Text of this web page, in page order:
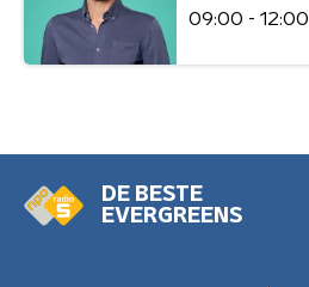
09:00 - 12:00
DE BESTE
EVERGREENS